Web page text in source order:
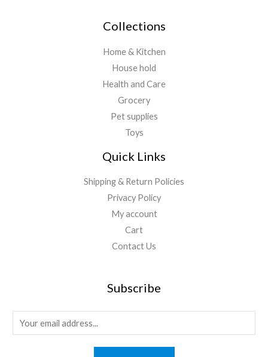
Collections
Home & Kitchen
House hold
Health and Care
Grocery
Pet supplies
Toys
Quick Links
Shipping & Return Policies
Privacy Policy
My account
Cart
Contact Us
Subscribe
m